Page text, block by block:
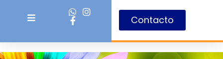
Contacto